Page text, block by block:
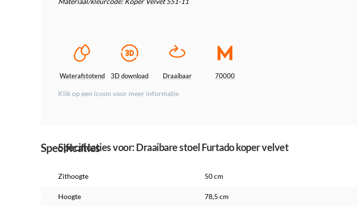
Waterafstotend 3D download Draaibaar 70000
Klik op een icoon voor meer informatie
Specificaties
Specificaties voor: Draaibare stoel Furtado koper velvet
Zithoogte 50 cm
Hoogte 78,5 cm